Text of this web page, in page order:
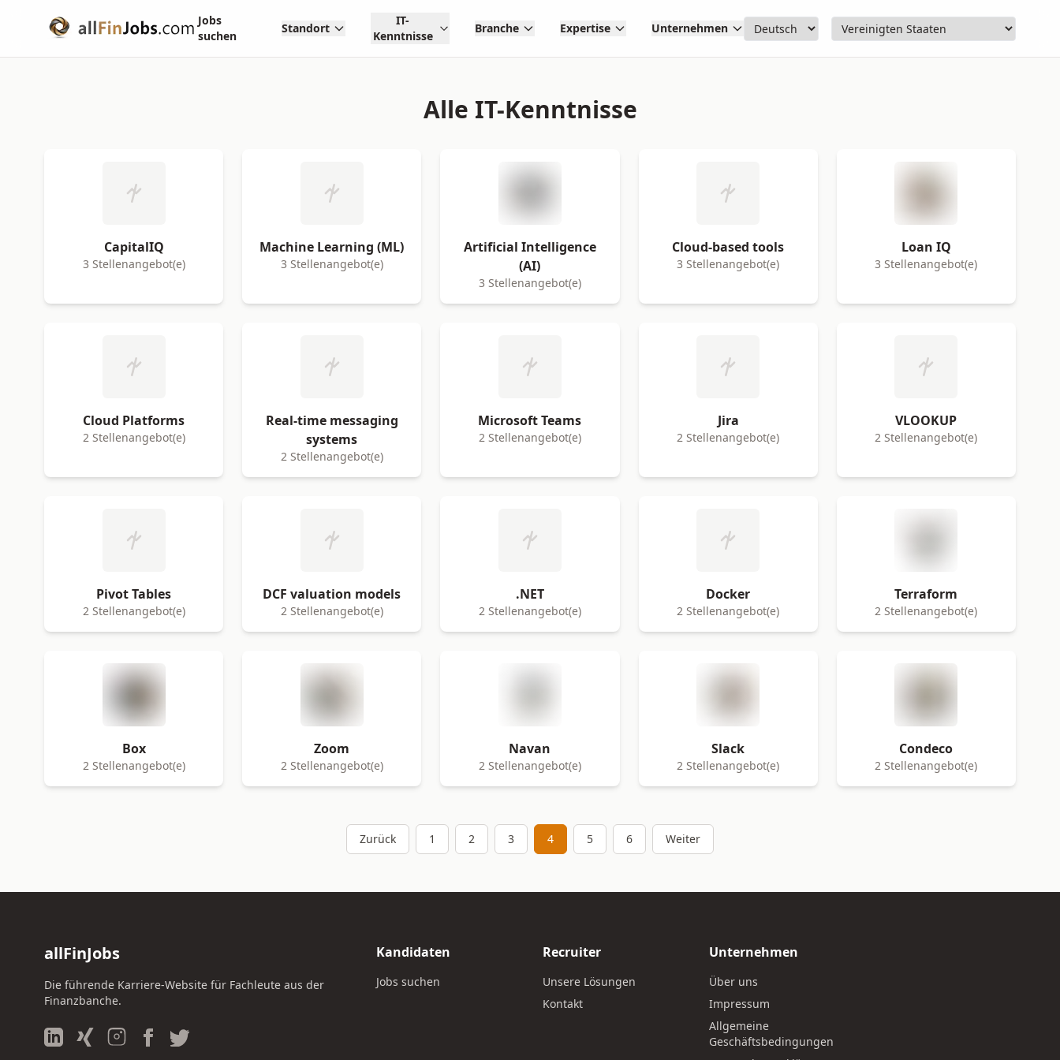
Jobs
suchen
Standort
IT-
Kenntnisse
Branche Expertise Unternehmen
Alle IT-Kenntnisse
CapitalIQ
3 Stellenangebot(e)
Machine Learning (ML)
3 Stellenangebot(e)
Artificial Intelligence
(AI)
3 Stellenangebot(e)
Cloud-based tools
3 Stellenangebot(e)
Loan IQ
3 Stellenangebot(e)
Cloud Platforms
2 Stellenangebot(e)
Real-time messaging
systems
2 Stellenangebot(e)
Microsoft Teams
2 Stellenangebot(e)
Jira
2 Stellenangebot(e)
VLOOKUP
2 Stellenangebot(e)
Pivot Tables
2 Stellenangebot(e)
DCF valuation models
2 Stellenangebot(e)
.NET
2 Stellenangebot(e)
Docker
2 Stellenangebot(e)
Terraform
2 Stellenangebot(e)
Box
2 Stellenangebot(e)
Zoom
2 Stellenangebot(e)
Navan
2 Stellenangebot(e)
Slack
2 Stellenangebot(e)
Condeco
2 Stellenangebot(e)
Zurück 1 2 3 4 5 6 Weiter
allFinJobs
Die führende Karriere-Website für Fachleute aus der
Finanzbanche.
Kandidaten
Jobs suchen
Recruiter
Unsere Lösungen
Kontakt
Unternehmen
Über uns
Impressum
Allgemeine
Geschäftsbedingungen